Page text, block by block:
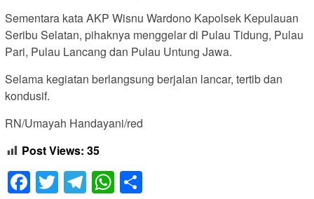
Sementara kata AKP Wisnu Wardono Kapolsek Kepulauan
Seribu Selatan, pihaknya menggelar di Pulau Tidung, Pulau
Pari, Pulau Lancang dan Pulau Untung Jawa.
Selama kegiatan berlangsung berjalan lancar, tertib dan
kondusif.
RN/Umayah Handayani/red
Post Views: 35
Facebook
Twitter
Telegram
WhatsApp